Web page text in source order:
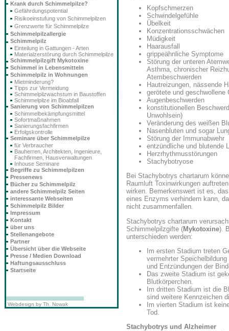
Kopfschmerzen
Schwindelgefühle
Übelkeit
Konzentrationsschwächen
Müdigkeit
Haarausfall
grippeähnliche Symptome
Störung der unteren
Asthma, chronischer
Atembeschwerden
Hautreizungen, nässende
gerötete und geschwollene
Augenbeschwerden
konstitutionellen
Unwohlsein)
Veränderung des weißen
Nasenbluten und sogar
Störung der Immunabwehr
entzündliche und blutende
Herzrhythmusstörungen
Stachybotryose
Bei Stachybotrys chartarum
Raumluft Toxinwirkungen
wirken. Bemerkenswert ist es,
eines Enzyms verhindern kann,
nicht zusammenfallen.
Stachybotrys chartarum
Schimmelpilzgifte (Mykotoxine).
unterschieden werden:
Im ersten Stadium treten
vermehrter
und Entzündungen der
Das zweite Stadium ist
Blutkörperchen.
Im dritten Stadium ist die
sind weitere Kennzeichen
Im vierten Stadium ist
Tod.
Stachybotrys und Alzheimer
Krank durch Schimmelpilze?
Gefährdungspotential
Risikoeinstufung von Schimmelpilzen
Grenzwerte für Schimmelpilze
Schimmelpilzallergie
Schimmelpilz
Einteilung in Gattungen - Arten
Materialzerstörung durch Schimmelpilze
Schimmelpilzgift Mykotoxine
Schimmel in Lebensmitteln
Schimmelpilz in Wohnungen
Mietminderung?
Tipps zur Vermeidung
Schimmelpilzwachstum in Baustoffen
Schimmelpilze im Bioabfall
Sanierung von Schimmelpilzen
Schimmelbekämpfungsmittel
Sofortmaßnahmen
Sanierungsfachfirmen
Erfolgskontrolle
Seminare über Schimmelpilze
für Verbraucher
Bauherren, Architekten, Ingenieure,
Fachfirmen, Hausverwaltungen
Inhouse Seminare
Begriffe zu Schimmelpilzen
Pressenews
Bücher zu Schimmelpilz
andere Schimmelpilz Seiten
interessante Webseiten
Schimmelpilz Bilder
Impressum
Kontakt
über uns
Stellenangebote
Partner
Übersicht über die Webseite
Presse / Medien Download
Haftungsausschluss
Startseite
Webdesign by Th. Nowak